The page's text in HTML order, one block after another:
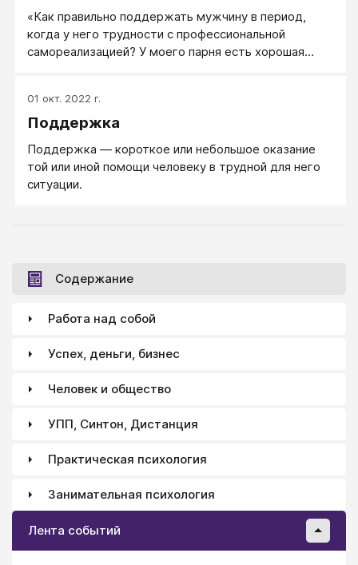
«Как правильно поддержать мужчину в период,
когда у него трудности с профессиональной
самореализацией? У моего парня есть хорошая
подавленности. Я вижу, как он отчаивается, пытаясь
придумать себе интересное применение в жизни.
занятие. Подавленное настроение плохо влияет и на
все остальное. Он постоянно грустный дома, в
депрессии. Я переживаю за него и за то, что не
01 окт. 2022 г.
Поддержка
Поддержка — короткое или небольшое оказание
той или иной помощи человеку в трудной для него
ситуации.
Содержание
Работа над собой
Успех, деньги, бизнес
Человек и общество
УПП, Синтон, Дистанция
Практическая психология
Занимательная психология
Лента событий